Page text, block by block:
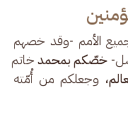
الأمم -وقد خصهم
خصّكم بمحمد خاتم
وجعلكم من أُمّته